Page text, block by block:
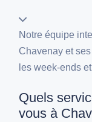
Notre équipe
Chavenay et
les week-ends
Quels
vous à